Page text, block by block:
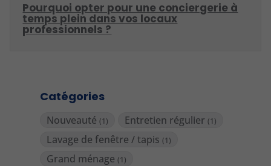
Catégories
Nouveauté (1) Entretien régulier(1)
Lavage de fenêtre / tapis (1)
Grand ménage (1)
Pourquoi opter pour une conciergerie à
temps plein dans vos locaux
professionnels ?